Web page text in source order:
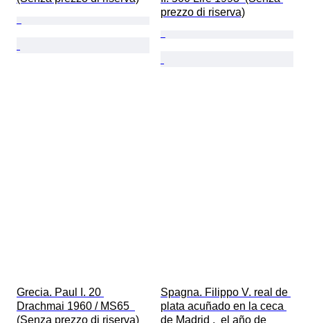
prezzo di riserva)
Grecia. Paul I. 20
Drachmai 1960 / MS65
(Senza prezzo di riserva)
Spagna. Filippo V. real de
plata acuñado en la ceca
de Madrid .  el año de